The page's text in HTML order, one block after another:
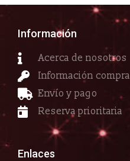
Información
Acerca de nosotros
Información compra
Envío y pago
Reserva prioritaria
Enlaces